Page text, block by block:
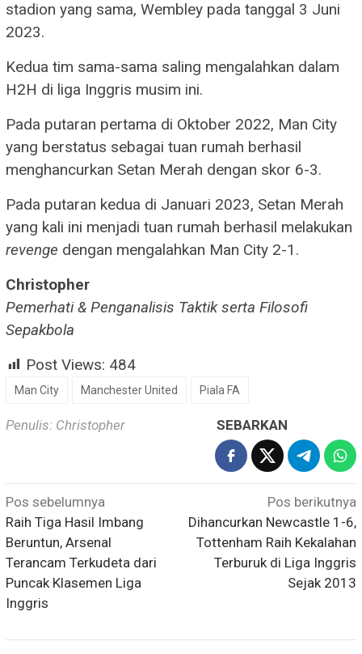
stadion yang sama, Wembley pada tanggal 3 Juni
2023.
Kedua tim sama-sama saling mengalahkan dalam
H2H di liga Inggris musim ini.
Pada putaran pertama di Oktober 2022, Man City
yang berstatus sebagai tuan rumah berhasil
menghancurkan Setan Merah dengan skor 6-3.
Pada putaran kedua di Januari 2023, Setan Merah
yang kali ini menjadi tuan rumah berhasil melakukan
revenge dengan mengalahkan Man City 2-1.
Christopher
Pemerhati & Penganalisis Taktik serta Filosofi
Sepakbola
Post Views: 484
Man City Manchester United Piala FA
Penulis: Christopher SEBARKAN
Navigasi
pos
Pos sebelumnya
Raih Tiga Hasil Imbang
Beruntun, Arsenal
Terancam Terkudeta dari
Puncak Klasemen Liga
Inggris
Pos berikutnya
Dihancurkan Newcastle 1-6,
Tottenham Raih Kekalahan
Terburuk di Liga Inggris
Sejak 2013